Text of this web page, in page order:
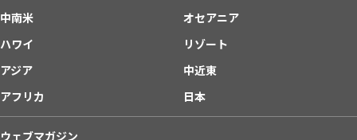
中南米
オセアニア
ハワイ
リゾート
アジア
中近東
アフリカ
日本
ウェブマガジン